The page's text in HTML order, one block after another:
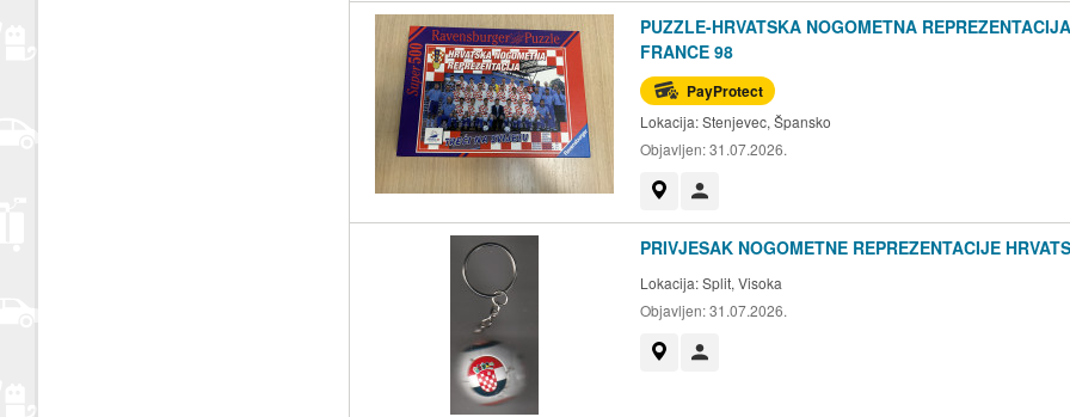
PUZZLE-HRVATSKA NOGOMETNA
FRANCE 98
PayProtect
Lokacija:Stenjevec, Špansko
Objavljen:31.07.2026.
PRIVJESAK NOGOMETNE REPREZENTACIJE
Lokacija:Split, Visoka
Objavljen:31.07.2026.